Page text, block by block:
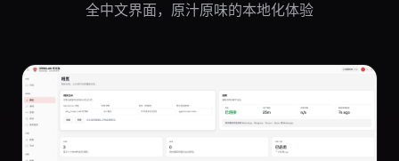
全中文界面，原汁原味的本地化体验